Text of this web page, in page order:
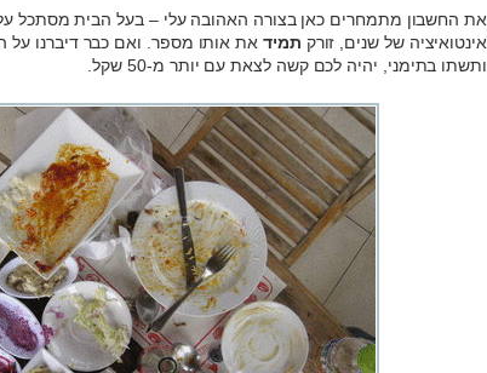
את החשבון מתמחרים כאן בצורה האהובה עלי – בעל הבית מסתכל
אינטואיציה של שנים, זורק תמידאת אותו מספר. ואם כבר דיברנו
ותשתו בתימני, יהיה לכם קשה לצאת עם יותר מ-50 שקל.